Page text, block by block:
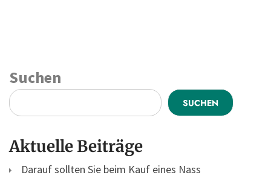
Suchen
SUCHEN
Aktuelle Beiträge
Darauf sollten Sie beim Kauf eines Nass